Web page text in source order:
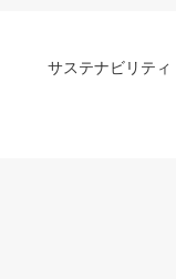
サステナビリティ